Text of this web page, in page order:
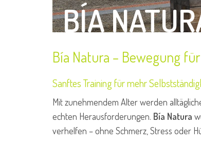
BÍA
Bía Natura – Bewegung
Sanftes Training für mehr
Mit zunehmendem Alter werden
echten Herausforderungen. Bía Natura
verhelfen – ohne Schmerz, Stress oder